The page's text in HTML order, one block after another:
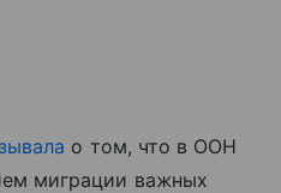
о том, что в ООН
миграции важных